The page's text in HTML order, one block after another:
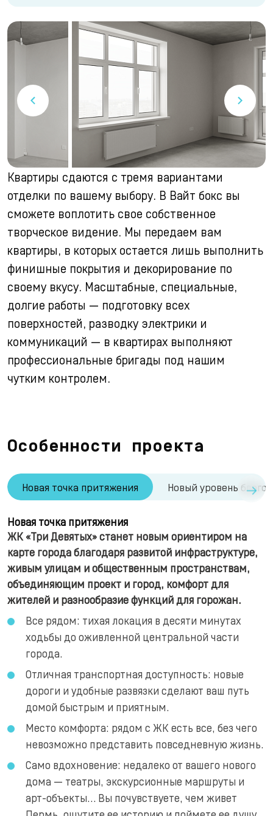
Квартиры сдаются с тремя вариантами
отделки по вашему выбору. В Вайт бокс вы
сможете воплотить свое собственное
творческое видение. Мы передаем вам
квартиры, в которых остается лишь выполнить
финишные покрытия и декорирование по
своему вкусу. Масштабные, специальные,
долгие работы — подготовку всех
поверхностей, разводку электрики и
коммуникаций — в квартирах выполняют
профессиональные бригады под нашим
чутким контролем.
Особенности проекта
Новая точка притяжения Новый уровень →
Новая точка притяжения
ЖК «Три Девятых» станет новым ориентиром на
карте города благодаря развитой инфраструктуре,
живым улицам и общественным пространствам,
объединяющим проект и город, комфорт для
жителей и разнообразие функций для горожан.
Все рядом: тихая локация в десяти минутах
ходьбы до оживленной центральной части
города.
Отличная транспортная доступность: новые
дороги и удобные развязки сделают ваш путь
домой быстрым и приятным.
Место комфорта: рядом с ЖК есть все, без чего
невозможно представить повседневную жизнь.
Само вдохновение: недалеко от вашего нового
дома — театры, экскурсионные маршруты и
арт-объекты… Вы почувствуете, чем живет